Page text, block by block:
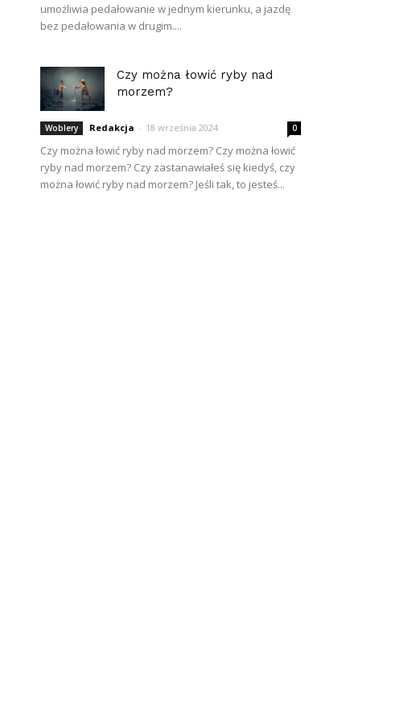
umożliwia pedałowanie w jednym kierunku, a jazdę
bez pedałowania w drugim....
Czy można łowić ryby nad
morzem?
Woblery Redakcja - 18 września 2024 0
Czy można łowić ryby nad morzem? Czy można łowić
ryby nad morzem? Czy zastanawiałeś się kiedyś, czy
można łowić ryby nad morzem? Jeśli tak, to jesteś...